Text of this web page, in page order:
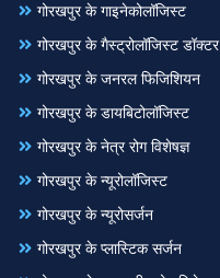
गोरखपुर के गाइनेकोलॉजिस्ट
गोरखपुर के गैस्ट्रोलॉजिस्ट डॉक्टर
गोरखपुर के जनरल फिजिशियन
गोरखपुर के डायबिटोलॉजिस्ट
गोरखपुर के नेत्र रोग विशेषज्ञ
गोरखपुर के न्यूरोलॉजिस्ट
गोरखपुर के न्यूरोसर्जन
गोरखपुर के प्लास्टिक सर्जन